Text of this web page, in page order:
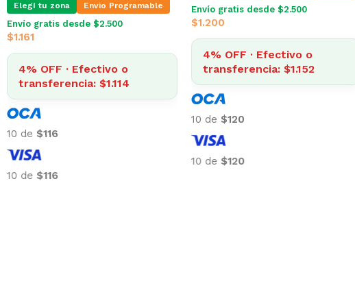
Elegí tu zona Envio Programable
Envío gratis desde $2.500
$1.161
4% OFF · Efectivo o
transferencia: $1.114
10 de $116
10 de $116
Envío gratis desde $2.500
$1.200
4% OFF · Efectivo o
transferencia: $1.152
10 de $120
10 de $120